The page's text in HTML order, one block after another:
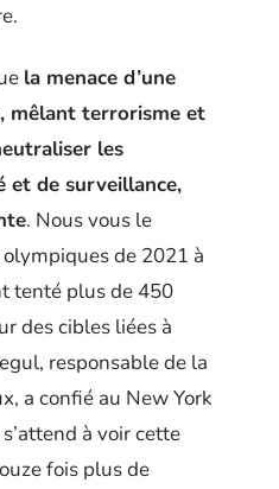
la menace d’une
mêlant terrorisme et
les
et de surveillance,
. Nous vous le
de 2021 à
tenté plus de 450
des cibles liées à
responsable de la
a confié au New York
à voir cette
fois plus de